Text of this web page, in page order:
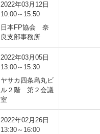
2022年03月12日
10:00～15:50
日本FP協会 奈
良支部事務所
2022年03月05日
13:00～15:30
ヤサカ四条烏丸ビ
ル２階 第２会議
室
2022年02月26日
13:30～16:00